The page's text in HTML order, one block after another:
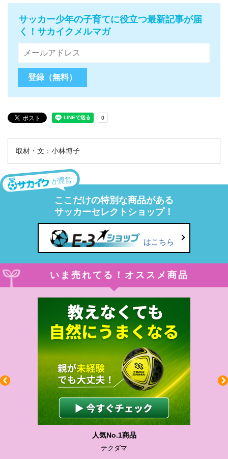
サッカー少年の子育てに役立つ最新記事が届
く！サカイクメルマガ
取材・文：小林博子
が運営
ここだけの特別な商品がある
サッカーセレクトショップ！
はこちら
いま売れてる！オススメ商品
わかりやすい質問に沿って書ける
サカイクサッカーノート